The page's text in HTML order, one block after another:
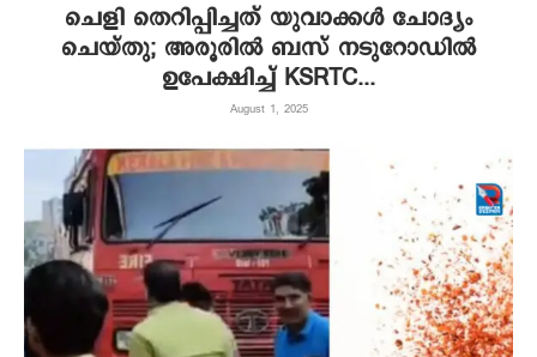
ചെളി തെറിപ്പിച്ചത് യുവാക്കൾ ചോദ്യം
ചെയ്തു; അരൂരിൽ ബസ് നടുറോഡില്‍
ഉപേക്ഷിച്ച് KSRTC...
August 1, 2025